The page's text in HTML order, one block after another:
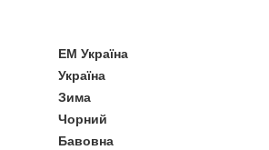
ЕМ Україна
Україна
Зима
Чорний
Бавовна